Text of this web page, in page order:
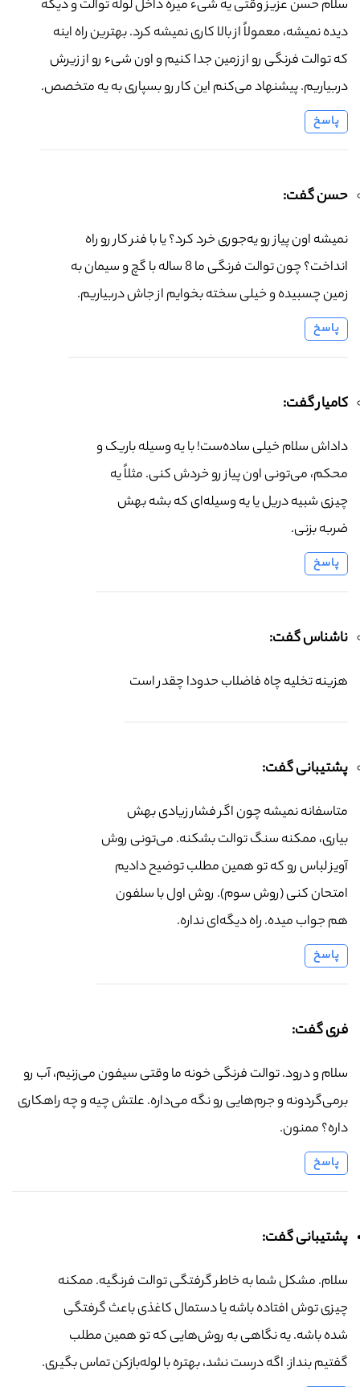
سلام حسن عزیز وقتی یه شیء میره داخل لوله توالت و دیگه
دیده نمیشه، معمولاً از بالا کاری نمیشه کرد. بهترین راه اینه
که توالت فرنگی رو از زمین جدا کنیم و اون شیء رو از زیرش
دربیاریم. پیشنهاد می‌کنم این کار رو بسپاری به یه متخصص.
پاسخ
حسن گفت:
نمیشه اون پیاز رو یه‌جوری خرد کرد؟ یا با فنر کار رو راه
انداخت؟ چون توالت فرنگی ما 8 ساله با گچ و سیمان به
زمین چسبیده و خیلی سخته بخوایم از جاش دربیاریم.
پاسخ
کامیار گفت:
داداش سلام خیلی ساده‌ست! با یه وسیله باریک و
محکم، می‌تونی اون پیاز رو خردش کنی. مثلاً یه
چیزی شبیه دریل یا یه وسیله‌ای که بشه بهش
ضربه بزنی.
پاسخ
ناشناس گفت:
هزینه تخلیه چاه فاضلاب حدودا چقدر است
پشتیبانی گفت:
متاسفانه نمیشه چون اگر فشار زیادی بهش
بیاری، ممکنه سنگ توالت بشکنه. می‌تونی روش
آویز لباس رو که تو همین مطلب توضیح دادیم
امتحان کنی (روش سوم). روش اول با سلفون
هم جواب میده. راه دیگه‌ای نداره.
پاسخ
فری گفت:
سلام و درود. توالت فرنگی خونه ما وقتی سیفون می‌زنیم، آب رو
برمی‌گردونه و جرم‌هایی رو نگه می‌داره. علتش چیه و چه راهکاری
داره؟ ممنون.
پاسخ
پشتیبانی گفت:
سلام. مشکل شما به خاطر گرفتگی توالت فرنگیه. ممکنه
چیزی توش افتاده باشه یا دستمال کاغذی باعث گرفتگی
شده باشه. یه نگاهی به روش‌هایی که تو همین مطلب
گفتیم بنداز. اگه درست نشد، بهتره با لوله‌بازکن تماس بگیری.